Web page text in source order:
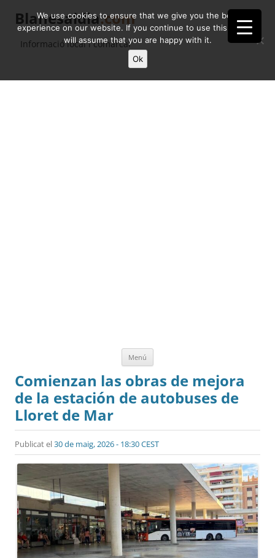
Blanesaldia.com
Informació local i comarcal
Menú
Comienzan las obras de mejora
de la estación de autobuses de
Lloret de Mar
Publicat el30 de maig, 2026 - 18:30 CEST
We use cookies to ensure that we give you the best
experience on our website. If you continue to use this site we
will assume that you are happy with it.
Ok